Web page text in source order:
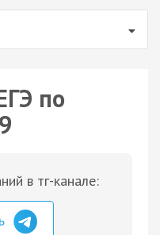
по
в тг-канале: